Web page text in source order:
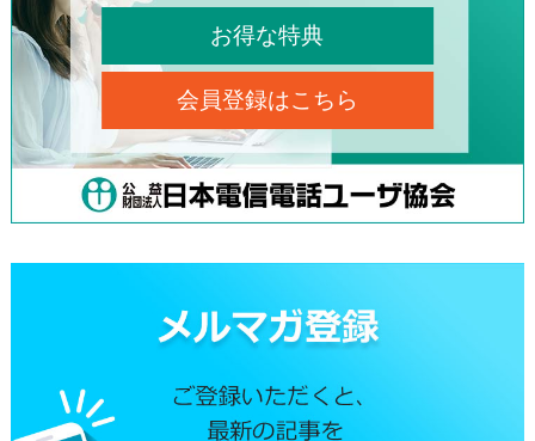
お得な特典
会員登録はこちら